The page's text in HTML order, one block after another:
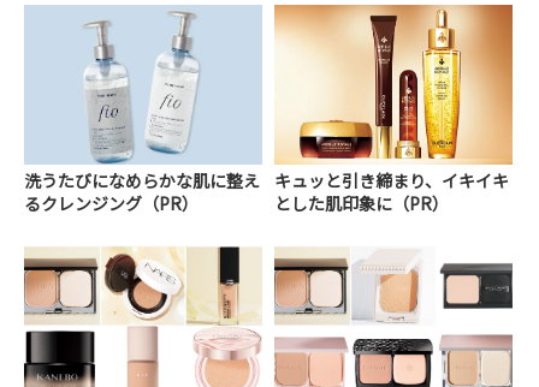
洗うたびになめらかな肌に整え
るクレンジング（PR）
キュッと引き締まり、イキイキ
とした肌印象に（PR）